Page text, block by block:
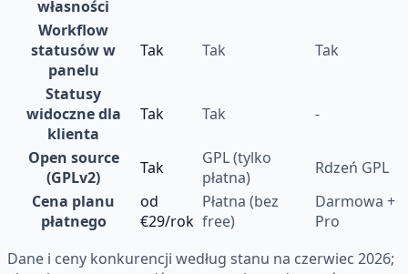
własności
Workflow
statusów w
panelu
Tak Tak Tak
Statusy
widoczne dla
klienta
Tak Tak -
Open source
(GPLv2)
Tak
GPL (tylko
płatna)
Rdzeń GPL
Cena planu
płatnego
od
€29/rok
Płatna (bez
free)
Darmowa +
Pro
Dane i ceny konkurencji według stanu na czerwiec 2026;